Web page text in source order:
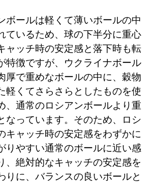
ボールは軽くて薄いボールの中
ているため、球の下半分に重心
ャッチ時の安定感と落下時も転
特徴ですが、ウクライナボール
厚で重めなボールの中に、穀物
軽くてさらさらとしたものを使
、通常のロシアンボールより重
なっています。そのため、ロシ
キャッチ時の安定感をわずかに
りやすい通常のボールに近い感
、絶対的なキャッチの安定感を
りに、バランスの良いボールと